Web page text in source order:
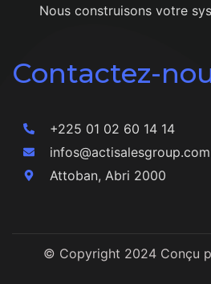
Nous construisons votre
Contactez-
+225 01 02 60 14 14
infos@actisalesgroup.com
Attoban, Abri 2000
© Copyright 2024 Conçu